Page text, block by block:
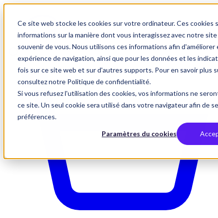
Ce site web stocke les cookies sur votre ordinateur. Ces
informations sur la manière dont vous interagissez avec notre
souvenir de vous. Nous utilisons ces informations afin
expérience de navigation, ainsi que pour les données et les
fois sur ce site web et sur d'autres supports. Pour en savoir plus
consultez notre Politique de confidentialité.
Si vous refusez l'utilisation des cookies, vos informations ne
ce site. Un seul cookie sera utilisé dans votre navigateur afin de
préférences.
Paramètres du cookies